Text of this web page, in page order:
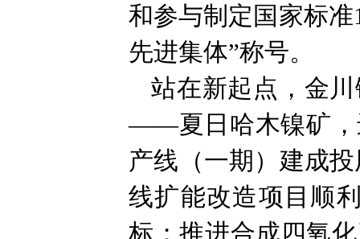
和参与制定国家标
先进集体”称号。
站在新起点，金
——夏日哈木镍矿，
产线（一期）建成
线扩能改造项目顺
标；推进合成四氧